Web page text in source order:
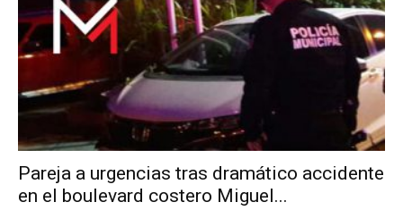
Pareja a urgencias tras dramático accidente
en el boulevard costero Miguel...